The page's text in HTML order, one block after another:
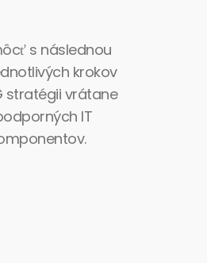
s následnou
krokov
stratégii vrátane
IT